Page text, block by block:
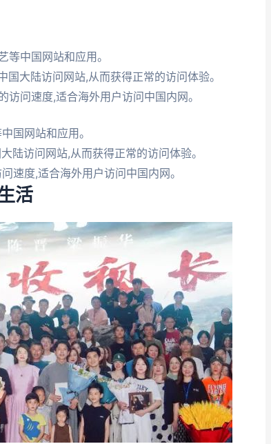
中国网站和应用。
大陆访问网站,从而获得正常的访问体验。
问速度,适合海外用户访问中国内网。
国网站和应用。
陆访问网站,从而获得正常的访问体验。
速度,适合海外用户访问中国内网。
活